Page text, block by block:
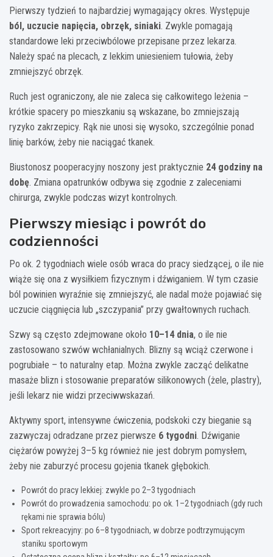
Pierwszy tydzień to najbardziej wymagający okres. Występuje
ból, uczucie napięcia, obrzęk, siniaki. Zwykle pomagają
standardowe leki przeciwbólowe przepisane przez lekarza.
Należy spać na plecach, z lekkim uniesieniem tułowia, żeby
zmniejszyć obrzęk.
Ruch jest ograniczony, ale nie zaleca się całkowitego leżenia –
krótkie spacery po mieszkaniu są wskazane, bo zmniejszają
ryzyko zakrzepicy. Rąk nie unosi się wysoko, szczególnie ponad
linię barków, żeby nie naciągać tkanek.
Biustonosz pooperacyjny noszony jest praktycznie 24 godziny na
dobę. Zmiana opatrunków odbywa się zgodnie z zaleceniami
chirurga, zwykle podczas wizyt kontrolnych.
Pierwszy miesiąc i powrót do
codzienności
Po ok. 2 tygodniach wiele osób wraca do pracy siedzącej, o ile nie
wiąże się ona z wysiłkiem fizycznym i dźwiganiem. W tym czasie
ból powinien wyraźnie się zmniejszyć, ale nadal może pojawiać się
uczucie ciągnięcia lub „szczypania” przy gwałtownych ruchach.
Szwy są często zdejmowane około 10–14 dnia, o ile nie
zastosowano szwów wchłanialnych. Blizny są wciąż czerwone i
pogrubiałe – to naturalny etap. Można zwykle zacząć delikatne
masaże blizn i stosowanie preparatów silikonowych (żele, plastry),
jeśli lekarz nie widzi przeciwwskazań.
Aktywny sport, intensywne ćwiczenia, podskoki czy bieganie są
zazwyczaj odradzane przez pierwsze 6 tygodni. Dźwiganie
ciężarów powyżej 3–5 kg również nie jest dobrym pomysłem,
żeby nie zaburzyć procesu gojenia tkanek głębokich.
Powrót do pracy lekkiej: zwykle po 2–3 tygodniach
Powrót do prowadzenia samochodu: po ok. 1–2 tygodniach (gdy ruch
rękami nie sprawia bólu)
Sport rekreacyjny: po 6–8 tygodniach, w dobrze podtrzymującym
staniku sportowym